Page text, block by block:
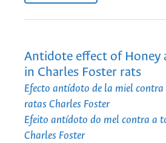
Antidote effect of Honey
in Charles Foster rats
Efecto antídoto de la miel
ratas Charles Foster
Efeito antídoto do mel contra a
Charles Foster